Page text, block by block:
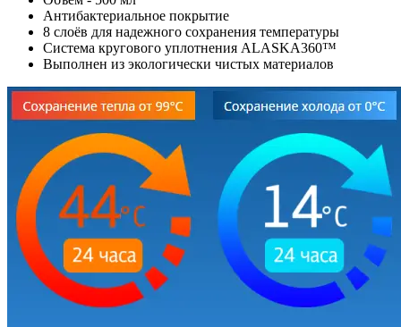
Антибактериальное покрытие
8 слоёв для надежного сохранения температуры
Система кругового уплотнения ALASKA360™
Выполнен из экологически чистых материалов